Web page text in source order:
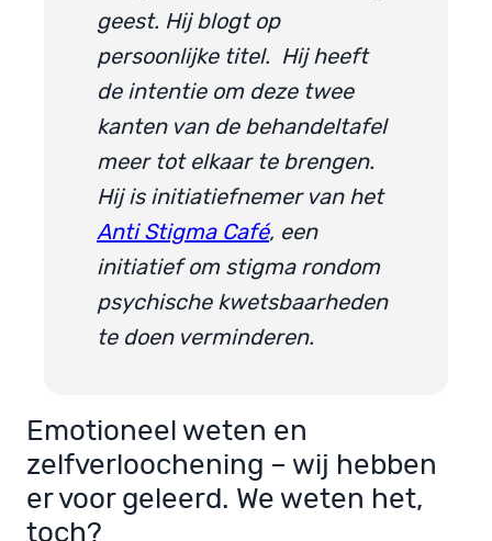
geest. Hij blogt op
persoonlijke titel. Hij heeft
de intentie om deze twee
kanten van de behandeltafel
meer tot elkaar te brengen.
Hij is initiatiefnemer van het
Anti Stigma Café, een
initiatief om stigma rondom
psychische kwetsbaarheden
te doen verminderen.
Emotioneel weten en
zelfverloochening – wij hebben
er voor geleerd. We weten het,
toch?